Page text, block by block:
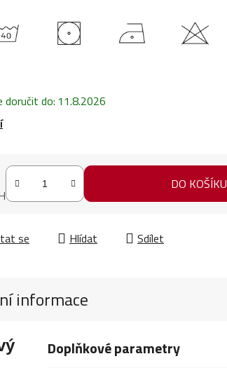
doručit do: 11.8.2026
DO KOŠÍKU
se Hlídat Sdílet
informace
Doplňkové parametry